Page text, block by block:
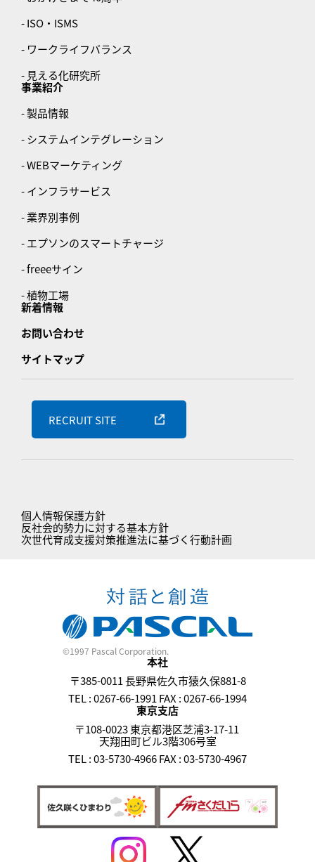
- ISO・ISMS
- ワークライフバランス
- 見える化研究所
事業紹介
- 製品情報
- システムインテグレーション
- WEBマーケティング
- インフラサービス
- 業界別事例
- エプソンのスマートチャージ
- freeeサイン
- 植物工場
新着情報
お問い合わせ
サイトマップ
RECRUIT SITE
個人情報保護方針
反社会的勢力に対する基本方針
次世代育成支援対策推進法に基づく行動計画
©1997 Pascal Corporation.
本社
〒385-0011 長野県佐久市猿久保881-8
TEL : 0267-66-1991 FAX : 0267-66-1994
東京支店
〒108-0023 東京都港区芝浦3-17-11
天翔田町ビル3階306号室
TEL : 03-5730-4966 FAX : 03-5730-4967